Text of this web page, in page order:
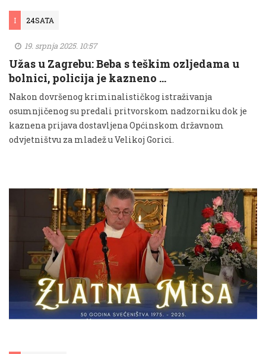
I 24SATA
19. srpnja 2025. 10:57
Užas u Zagrebu: Beba s teškim ozljedama u
bolnici, policija je kazneno …
Nakon dovršenog kriminalističkog istraživanja
osumnjičenog su predali pritvorskom nadzorniku dok je
kaznena prijava dostavljena Općinskom državnom
odvjetništvu za mladež u Velikoj Gorici.